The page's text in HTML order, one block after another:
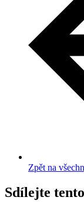
Zpět na
Sdílejte